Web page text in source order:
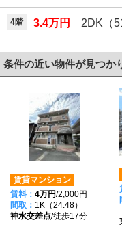
4階 3.4万円 2DK（
条件の近い物件が見つか
賃貸マンション
賃料： 4万円/2,000円
間取： 1K（24.48）
神水交差点/徒歩17分